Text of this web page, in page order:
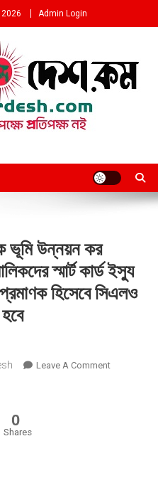
Admin Login
ভূমি উন্নয়ন কর
স্মার্ট কার্ড ইস্যু
হিসেবে সিএলও
Leave A CommentOn
0
Shares